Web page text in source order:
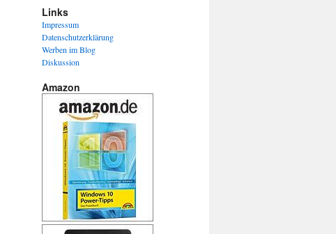
Links
Impressum
Datenschutzerklärung
Werben im Blog
Diskussion
Amazon